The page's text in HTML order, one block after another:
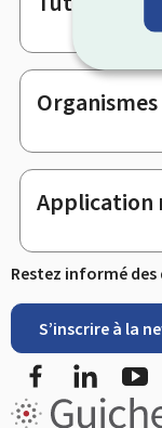
Organismes
Application
Restez informé
S’inscrire à la
FacebookLinkedIn